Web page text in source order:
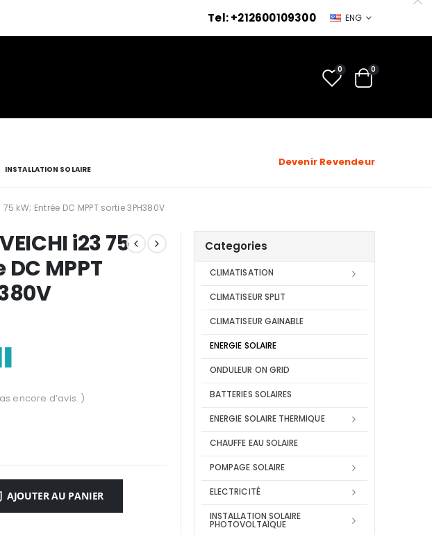
Tel: +212600109300 ENG
0 0
INSTALLATION SOLAIRE
Devenir Revendeur
kW; Entrée DC MPPT sortie 3PH380V
i23 75
MPPT
encore d’avis. )
AJOUTER AU PANIER
Categories
CLIMATISATION
CLIMATISEUR SPLIT
CLIMATISEUR GAINABLE
ENERGIE SOLAIRE
ONDULEUR ON GRID
BATTERIES SOLAIRES
ENERGIE SOLAIRE THERMIQUE
CHAUFFE EAU SOLAIRE
POMPAGE SOLAIRE
ELECTRICITÉ
INSTALLATION SOLAIRE
PHOTOVOLTAÏQUE